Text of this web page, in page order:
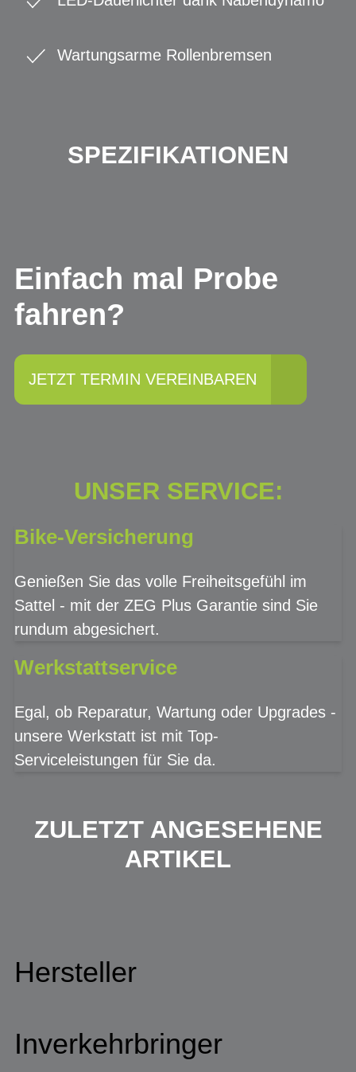
Wartungsarme Rollenbremsen
SPEZIFIKATIONEN
Einfach mal Probe
fahren?
JETZT TERMIN VEREINBAREN
UNSER SERVICE:
Bike-Versicherung
Genießen Sie das volle Freiheitsgefühl im
Sattel - mit der ZEG Plus Garantie sind Sie
rundum abgesichert.
Werkstattservice
Egal, ob Reparatur, Wartung oder Upgrades -
unsere Werkstatt ist mit Top-
Serviceleistungen für Sie da.
ZULETZT ANGESEHENE
ARTIKEL
Hersteller
Inverkehrbringer